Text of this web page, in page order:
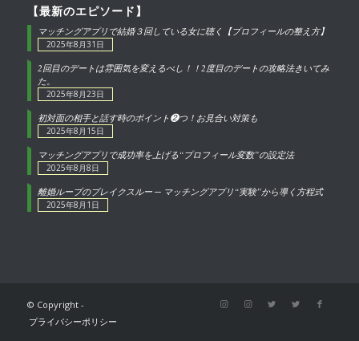
【最新のエピソード】
マッチングアプリで結婚３回している女に聴く【プロフィールの整え方】
2025年8月31日
2回目のデートは雰囲気を変えるべし！！2度目のデートの攻略法きいてみ
た。
2025年8月23日
初対面の相手と話す時のポイント❷つ！お見合い対策も
2025年8月15日
マッチングアプリで成功率を上げる“プロフィール変数”の設定法
2025年8月8日
離婚ループのブレイクスルー ─ マッチングアプリ“実験”から導く方程式
2025年8月1日
© Copyright -
プライバシーポリシー